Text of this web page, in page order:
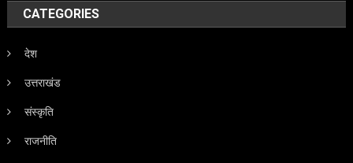
CATEGORIES
देश
उत्तराखंड
संस्कृति
राजनीति